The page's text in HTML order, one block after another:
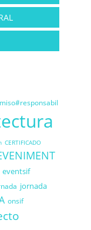
CERTIFICADO
eventsif
jornada
onsif